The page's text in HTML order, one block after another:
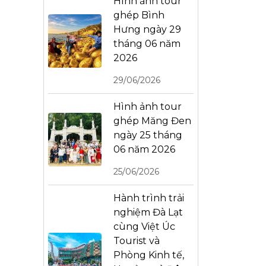
ghép Bình
Hưng ngày 29
tháng 06 năm
2026
29/06/2026
Hình ảnh tour
ghép Măng Đen
ngày 25 tháng
06 năm 2026
25/06/2026
Hành trình trải
nghiệm Đà Lạt
cùng Việt Úc
Tourist và
Phòng Kinh tế,